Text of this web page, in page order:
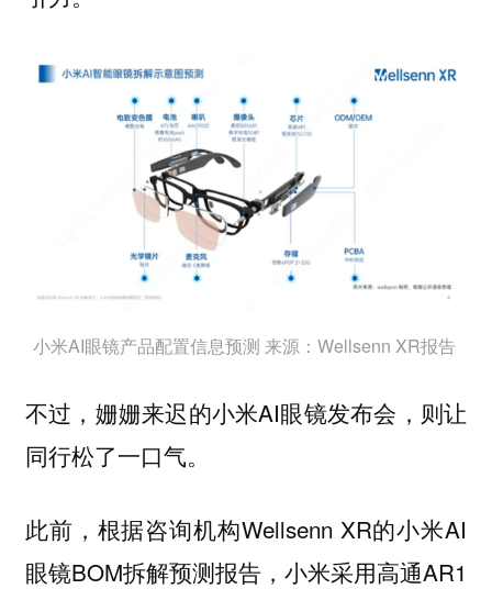
小米AI眼镜产品配置信息预测 来源：Wellsenn XR报告
不过，姗姗来迟的小米AI眼镜发布会，则让
同行松了一口气。
此前，根据咨询机构Wellsenn XR的小米AI
眼镜BOM拆解预测报告，小米采用高通AR1